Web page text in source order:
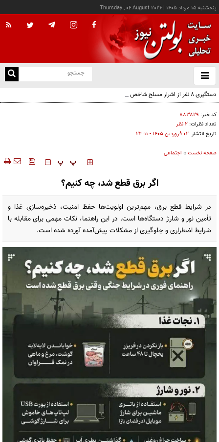
پنجشنبه ۱۵ مرداد ۱۴۰۵ |
Thursday , 06 August 2026
باز
و
دستگیری ۸ نفر از اشرار مسلح شاخص و مرتبطین گروهک‌های تروریستی
کد خبر: ۸۸۳۸۲۹
تعداد نظرات: ۲ نظر
تاریخ انتشار: ۰۲ فروردين ۱۴۰۵ - ۲۳:۱۱
صفحه نخست » اجتماعی
‍‍‍ پ پ
اگر برق قطع شد، چه کنیم؟
در شرایط قطع برق، مهم‌ترین اولویت‌ها حفظ امنیت، ذخیره‌سازی غذا و
تأمین نور و شارژ دستگاه‌ها است. در این راهنما، نکات مهمی برای مقابله با
شرایط اضطراری و جلوگیری از مشکلات پیش‌آمده آورده شده است.